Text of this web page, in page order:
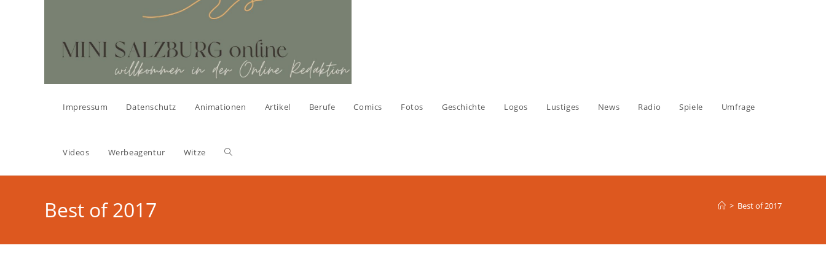
Impressum Datenschutz Animationen Artikel Berufe Comics Fotos Geschichte Logos Lustiges News Radio Spiele Umfrage
Videos Werbeagentur Witze Website-
umschalten
Best of 2017 > Best of 2017